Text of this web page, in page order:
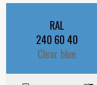
RAL
240 60 40
Clear blue